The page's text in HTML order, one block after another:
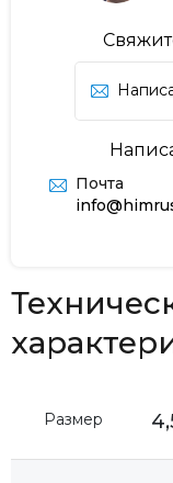
Почта
Размер